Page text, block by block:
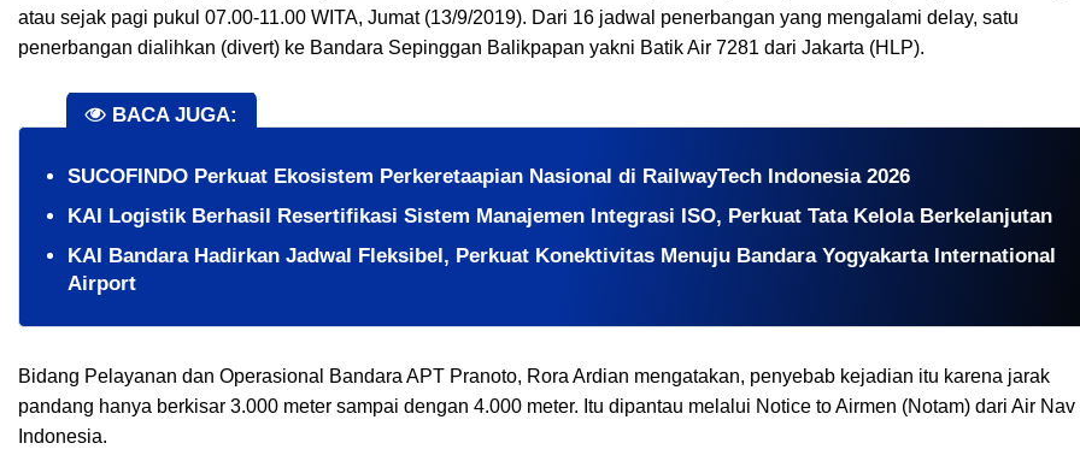
atau sejak pagi pukul 07.00-11.00 WITA, Jumat (13/9/2019). Dari 16 jadwal penerbangan yang mengalami delay, satu
penerbangan dialihkan (divert) ke Bandara Sepinggan Balikpapan yakni Batik Air 7281 dari Jakarta (HLP).
BACA JUGA:
SUCOFINDO Perkuat Ekosistem Perkeretaapian Nasional di RailwayTech Indonesia 2026
KAI Logistik Berhasil Resertifikasi Sistem Manajemen Integrasi ISO, Perkuat Tata Kelola Berkelanjutan
KAI Bandara Hadirkan Jadwal Fleksibel, Perkuat Konektivitas Menuju Bandara Yogyakarta International
Airport
Bidang Pelayanan dan Operasional Bandara APT Pranoto, Rora Ardian mengatakan, penyebab kejadian itu karena jarak
pandang hanya berkisar 3.000 meter sampai dengan 4.000 meter. Itu dipantau melalui Notice to Airmen (Notam) dari Air Nav
Indonesia.